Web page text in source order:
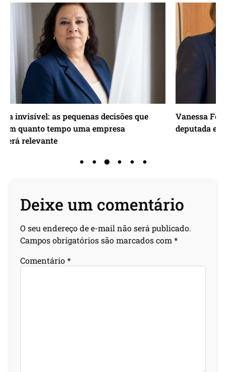
que
Vanessa Ferreira reforça equipe da candidata a
deputada estadual Delegada Maria Corsato
Deixe um comentário
O seu endereço de e-mail não será publicado.
Campos obrigatórios são marcados com *
Comentário*